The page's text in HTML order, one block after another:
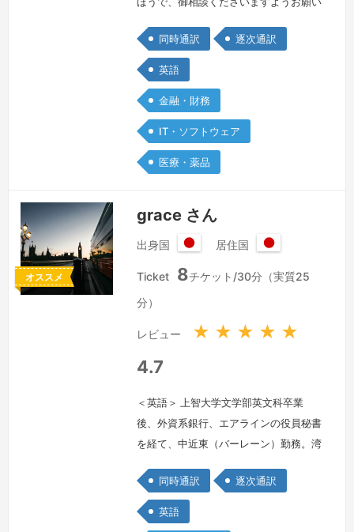
は、お客様のご予算に合わせ、ご相談に
応じさせていただきます。現在の設定
は、短時間の（30分）逐次通訳を想定
しております。逐次通訳は、時間が長い
場合（3時間を超えるなど）、料金を下
げるご提案もございます。同時通訳は内
容や条件に応じ、1名体制交代なしで60
同時通訳 逐次通訳
英語
金融・財務
IT・ソフトウェア
医療・薬品
オススメ
grace さん
出身国
本
居住国
本
Ticket 8チケット/30分（実質25
分）
レビュー ★ ★ ★ ★ ★
4.7
＜英語＞ 上智大学文学部英文科卒業
後、外資系銀行、エアラインの役員秘書
を経て、中近東（バーレーン）勤務。湾
僚会議議長の私設通訳兼秘書。一方で平
成３年に有限会社メドフェインターナシ
ョナル設立。各国語の通訳、翻訳を中心
同時通訳 逐次通訳
英語